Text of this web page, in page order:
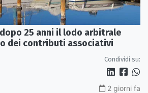
25 anni il lodo arbitrale
dei contributi associativi
Condividi su:
2 giorni fa